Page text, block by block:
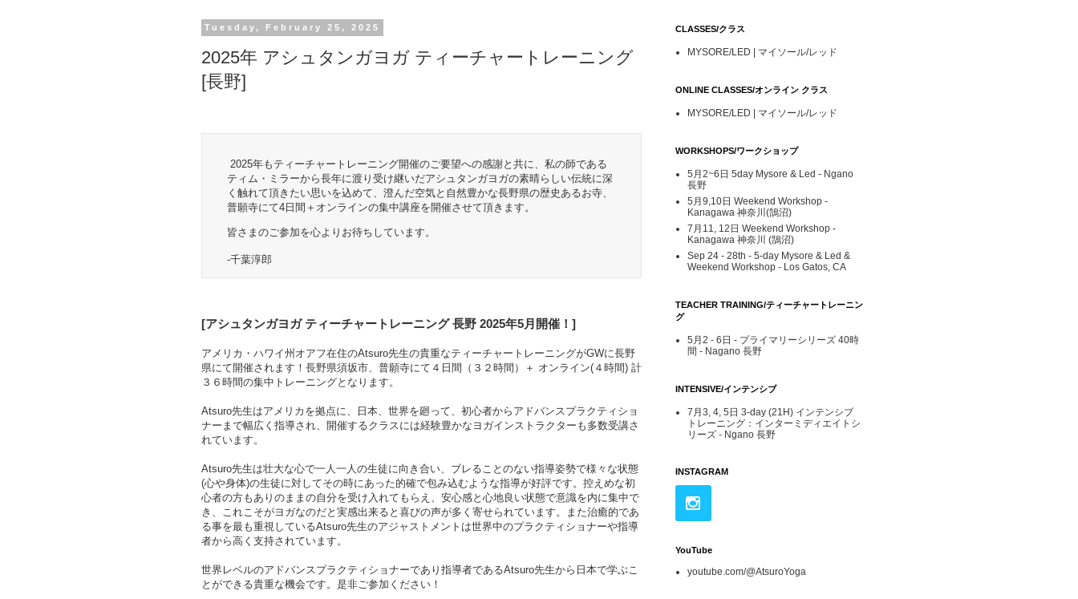
Tuesday, February 25, 2025
2025年 アシュタンガヨガ ティーチャートレーニング
[長野]
2025年もティーチャートレーニング開催のご要望への感謝と共に、私の師である
ティム・ミラーから長年に渡り受け継いだアシュタンガヨガの素晴らしい伝統に深
く触れて頂きたい思いを込めて、澄んだ空気と自然豊かな長野県の歴史あるお寺、
普願寺にて4日間＋オンラインの集中講座を開催させて頂きます。
皆さまのご参加を心よりお待ちしています。
-千葉淳郎
[アシュタンガヨガティーチャートレーニング 長野 2025年5月開催！]
アメリカ・ハワイ州オアフ在住のAtsuro先生の貴重なティーチャートレーニングがGWに長野
県にて開催されます！長野県須坂市、普願寺にて４日間（３２時間）＋ オンライン(４時間) 計
３６時間の集中トレーニングとなります。
Atsuro先生はアメリカを拠点に、日本、世界を廻って、初心者からアドバンスプラクティショ
ナーまで幅広く指導され、開催するクラスには経験豊かなヨガインストラクターも多数受講さ
れています。
Atsuro先生は壮大な心で一人一人の生徒に向き合い、ブレることのない指導姿勢で様々な状態
(心や身体)の生徒に対してその時にあった的確で包み込むような指導が好評です。控えめな初
心者の方もありのままの自分を受け入れてもらえ、安心感と心地良い状態で意識を内に集中で
き、これこそがヨガなのだと実感出来ると喜びの声が多く寄せられています。また治癒的であ
る事を最も重視しているAtsuro先生のアジャストメントは世界中のプラクティショナーや指導
者から高く支持されています。
世界レベルのアドバンスプラクティショナーであり指導者であるAtsuro先生から日本で学ぶこ
とができる貴重な機会です。是非ご参加ください！
CLASSES/クラス
MYSORE/LED | マイソール/レッド
ONLINE CLASSES/オンライン クラス
MYSORE/LED | マイソール/レッド
WORKSHOPS/ワークショップ
5月2~6日 5day Mysore & Led - Ngano
長野
5月9,10日 Weekend Workshop -
Kanagawa 神奈川(鵠沼)
7月11, 12日 Weekend Workshop -
Kanagawa 神奈川 (鵠沼)
Sep 24 - 28th - 5-day Mysore & Led &
Weekend Workshop - Los Gatos, CA
TEACHER TRAINING/ティーチャートレーニン
グ
5月2 - 6日 - プライマリーシリーズ 40時
間 - Nagano 長野
INTENSIVE/インテンシブ
7月3, 4, 5日 3-day (21H) インテンシブ
トレーニング：インターミディエイトシ
リーズ - Ngano 長野
INSTAGRAM
YouTube
youtube.com/@AtsuroYoga